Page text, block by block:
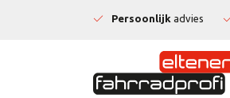
Persoonlijk advies